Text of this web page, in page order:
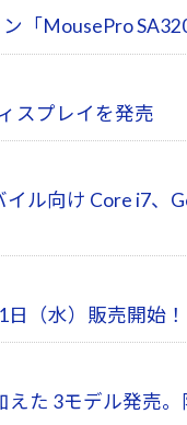
「MousePro
スプレイを発売
ル向け Core i7、
（水）販売開始！
た 3モデル発売